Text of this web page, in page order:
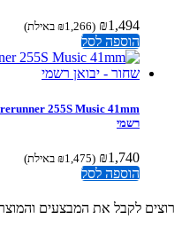
₪1,494
(
₪1,266 באילת)
הוספה לסל
₪1,740
(
₪1,475 באילת)
הוספה לסל
לקבל את המבצעים והמוצרים